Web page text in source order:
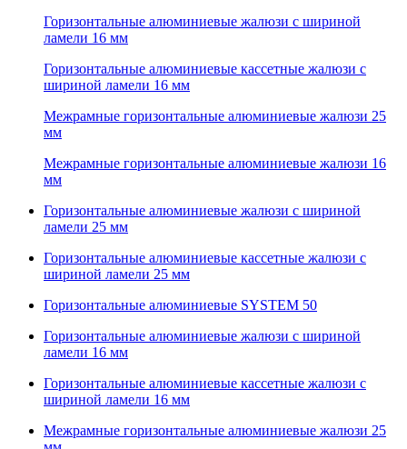
Горизонтальные алюминиевые жалюзи с шириной
ламели 16 мм
Горизонтальные алюминиевые кассетные жалюзи с
шириной ламели 16 мм
Межрамные горизонтальные алюминиевые жалюзи 25
мм
Межрамные горизонтальные алюминиевые жалюзи 16
мм
Горизонтальные алюминиевые жалюзи с шириной
ламели 25 мм
Горизонтальные алюминиевые кассетные жалюзи с
шириной ламели 25 мм
Горизонтальные алюминиевые SYSTEM 50
Горизонтальные алюминиевые жалюзи с шириной
ламели 16 мм
Горизонтальные алюминиевые кассетные жалюзи с
шириной ламели 16 мм
Межрамные горизонтальные алюминиевые жалюзи 25